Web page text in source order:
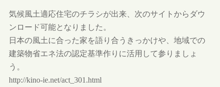
気候風土適応住宅のチラシが出来、次のサイトからダウ
ンロード可能となりました。
日本の風土に合った家を語り合うきっかけや、地域での
建築物省エネ法の認定基準作りに活用して参りましょ
う。
http://kino-ie.net/act_301.html